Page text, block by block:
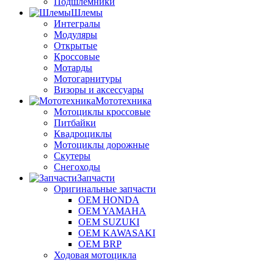
Шлемы
Интегралы
Модуляры
Открытые
Кроссовые
Мотарды
Мотогарнитуры
Визоры и аксессуары
Мототехника
Мотоциклы кроссовые
Питбайки
Квадроциклы
Мотоциклы дорожные
Скутеры
Снегоходы
Запчасти
Оригинальные запчасти
OEM HONDA
OEM YAMAHA
OEM SUZUKI
OEM KAWASAKI
OEM BRP
Ходовая мотоцикла